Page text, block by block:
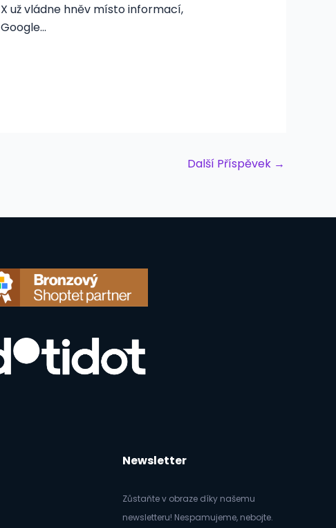
X už vládne hněv místo informací,
Google…
Další Příspěvek →
Newsletter
Zůstaňte v obraze díky našemu
newsletteru! Nespamujeme, nebojte.